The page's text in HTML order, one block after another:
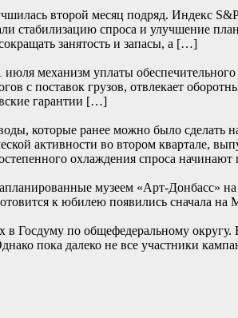
второй месяц подряд. Индекс
спроса и улучшение
занятость и запасы, а […]
механизм уплаты
с поставок грузов, отвлекает
гарантии […]
которые ранее можно было сделать
активности во втором квартале,
охлаждения спроса начинают
музеем «Арт-Донбасс»
к юбилею появились
по общефедеральному
пока далеко не все участники